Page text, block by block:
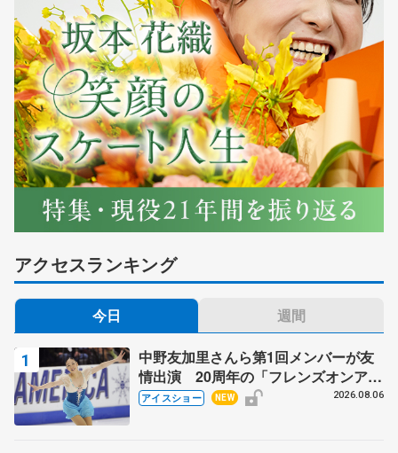
アクセスランキング
今日 週間
中野友加里さんら第1回メンバーが友
情出演 20周年の「フレンズオンアイ
ス」 宮本賢二さん、有川梨絵さん、
アイスショー NEW 2026.08.06